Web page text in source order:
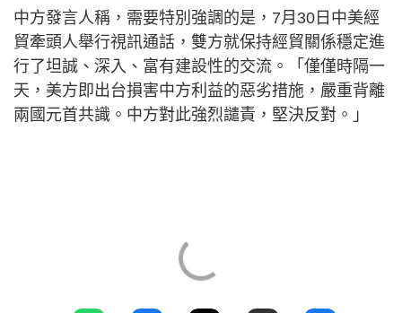
中方發言人稱，需要特別強調的是，7月30日中美經
貿牽頭人舉行視訊通話，雙方就保持經貿關係穩定進
行了坦誠、深入、富有建設性的交流。「僅僅時隔一
天，美方即出台損害中方利益的惡劣措施，嚴重背離
兩國元首共識。中方對此強烈譴責，堅決反對。」